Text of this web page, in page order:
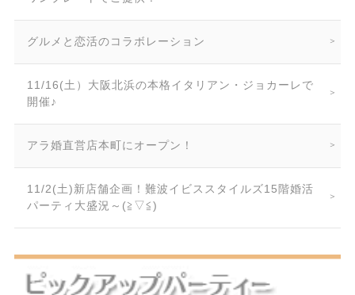
グルメと恋活のコラボレーション
11/16(土）大阪北浜の本格イタリアン・ジョカーレで
開催♪
アラ婚直営店本町にオープン！
11/2(土)新店舗企画！難波イビススタイルズ15階婚活
パーティ大盛況～(≧▽≦)